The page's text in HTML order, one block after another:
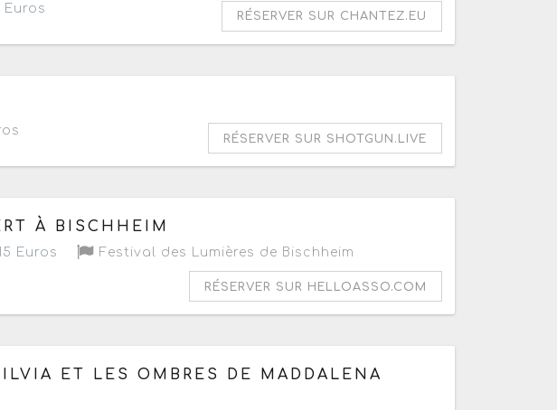
Euros
RÉSERVER SUR CHANTEZ.EU
RÉSERVER SUR SHOTGUN.LIVE
22h À BISCHHEIM
Euros Festival des Lumières de Bischheim
RÉSERVER SUR HELLOASSO.COM
21h
ET LES OMBRES DE MADDALENA